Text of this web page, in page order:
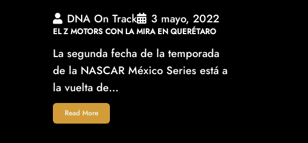
DNA On Track 3 mayo, 2022
EL Z MOTORS CON LA MIRA EN QUERÉTARO
La segunda fecha de la temporada
de la NASCAR México Series está a
la vuelta de…
Read More